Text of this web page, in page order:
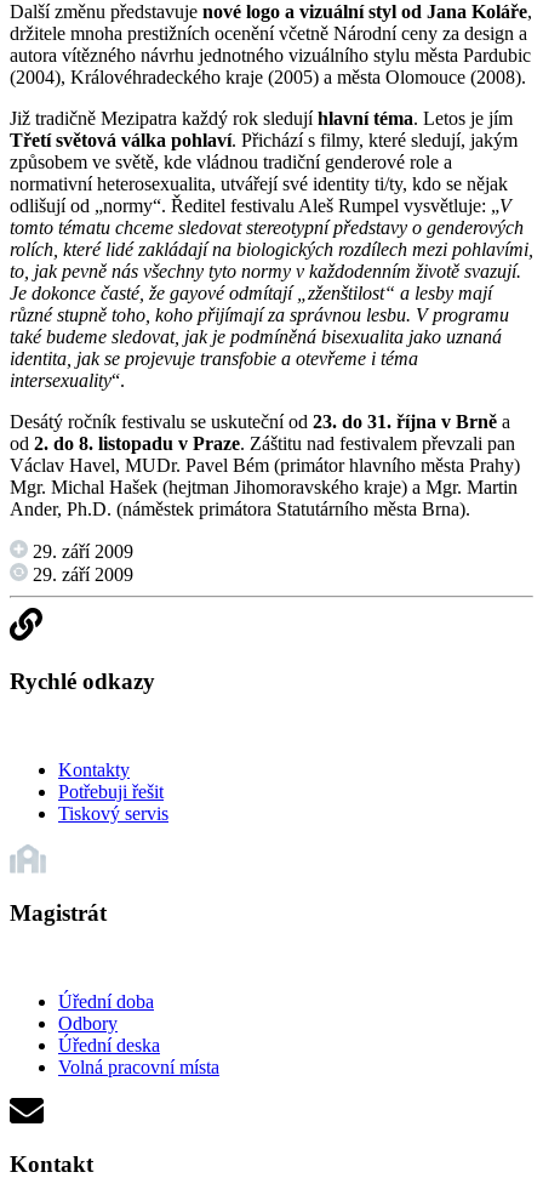
Další změnu představuje nové logo a vizuální styl od Jana Koláře,
držitele mnoha prestižních ocenění včetně Národní ceny za design a
autora vítězného návrhu jednotného vizuálního stylu města Pardubic
(2004), Královéhradeckého kraje (2005) a města Olomouce (2008).
Již tradičně Mezipatra každý rok sledujíhlavní téma. Letos je jím
Třetí světová válka pohlaví. Přichází s filmy, které sledují, jakým
způsobem ve světě, kde vládnou tradiční genderové role a
normativní heterosexualita, utvářejí své identity ti/ty, kdo se nějak
odlišují od „normy“. Ředitel festivalu Aleš Rumpel vysvětluje: „V
tomto tématu chceme sledovat stereotypní představy o genderových
rolích, které lidé zakládají na biologických rozdílech mezi pohlavími,
to, jak pevně nás všechny tyto normy v každodenním životě svazují.
Je dokonce časté, že gayové odmítají „zženštilost“ a lesby mají
různé stupně toho, koho přijímají za správnou lesbu. V programu
také budeme sledovat, jak je podmíněná bisexualita jako uznaná
identita, jak se projevuje transfobie a otevřeme i téma
intersexuality“.
Desátý ročník festivalu se uskuteční od 23. do 31. října v Brně a
od 2. do 8. listopadu v Praze. Záštitu nad festivalem převzali pan
Václav Havel, MUDr. Pavel Bém (primátor hlavního města Prahy)
Mgr. Michal Hašek (hejtman Jihomoravského kraje) a Mgr. Martin
Ander, Ph.D. (náměstek primátora Statutárního města Brna).
29. září 2009
29. září 2009
Rychlé odkazy
Kontakty
Potřebuji řešit
Tiskový servis
Magistrát
Úřední doba
Odbory
Úřední deska
Volná pracovní místa
Kontakt